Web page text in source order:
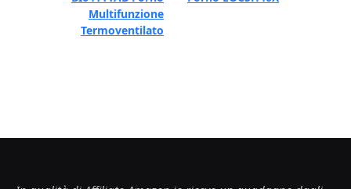
Multifunzione
Termoventilato